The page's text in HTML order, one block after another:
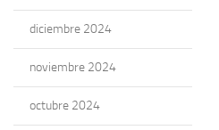
diciembre 2024
noviembre 2024
octubre 2024